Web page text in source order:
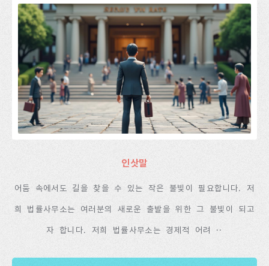
인삿말
어둠 속에서도 길을 찾을 수 있는 작은 불빛이 필요합니다. 저
희 법률사무소는 여러분의 새로운 출발을 위한 그 불빛이 되고
자 합니다. 저희 법률사무소는 경제적 어려 ··